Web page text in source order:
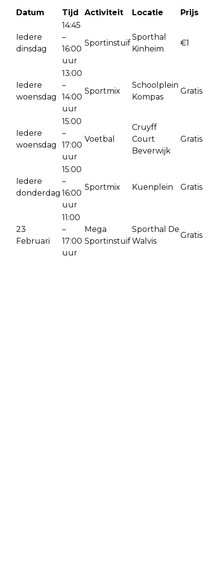
Datum Tijd Activiteit Locatie Prijs
Iedere
dinsdag
14:45
–
16:00
uur
Sportinstuif
Sporthal
Kinheim
€1
Iedere
woensdag
13:00
–
14:00
uur
Sportmix
Schoolplein
Kompas
Gratis
Iedere
woensdag
15:00
–
17:00
uur
Voetbal
Cruyff
Court
Beverwijk
Gratis
Iedere
donderdag
15:00
–
16:00
uur
Sportmix Kuenplein Gratis
23
Februari
11:00
–
17:00
uur
Mega
Sportinstuif
Sporthal De
Walvis
Gratis